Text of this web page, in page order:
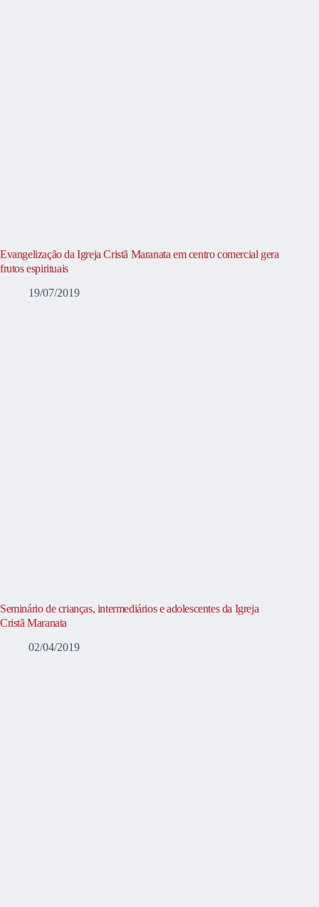
Evangelização da Igreja Cristã Maranata em centro comercial gera
frutos espirituais
19/07/2019
Seminário de crianças, intermediários e adolescentes da Igreja
Cristã Maranata
02/04/2019